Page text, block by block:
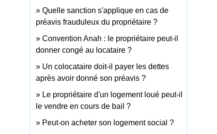
Quelle sanction s'applique en cas de
préavis frauduleux du propriétaire ?
Convention Anah : le propriétaire peut-il
donner congé au locataire ?
Un colocataire doit-il payer les dettes
après avoir donné son préavis ?
Le propriétaire d'un logement loué peut-il
le vendre en cours de bail ?
Peut-on acheter son logement social ?